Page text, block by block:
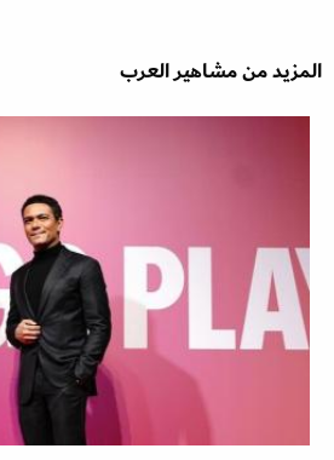
المزيد من مشاهير العرب